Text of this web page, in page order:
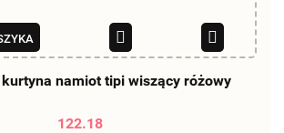
namiot tipi wiszący różowy
122.18